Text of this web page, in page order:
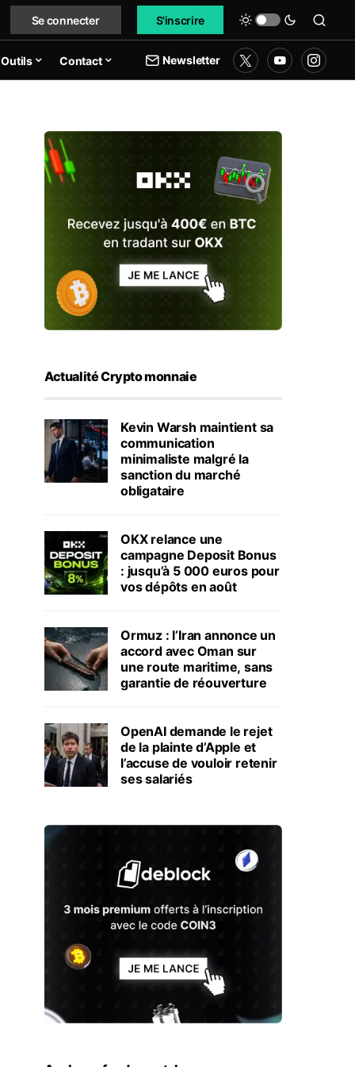
Se connecter S'inscrire
Outils Contact Newsletter
Actualité Crypto monnaie
Kevin Warsh maintient sa
communication
minimaliste malgré la
sanction du marché
obligataire
OKX relance une
campagne Deposit Bonus
: jusqu’à 5 000 euros pour
vos dépôts en août
Ormuz : l’Iran annonce un
accord avec Oman sur
une route maritime, sans
garantie de réouverture
OpenAI demande le rejet
de la plainte d’Apple et
l’accuse de vouloir retenir
ses salariés